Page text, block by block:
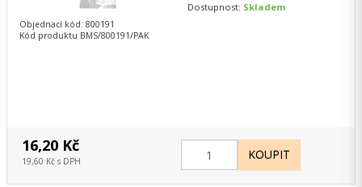
Dostupnost: Skladem
Objednací kód: 800191
Kód produktu BMS/800191/PAK
16,20 Kč
19,60 Kč s DPH